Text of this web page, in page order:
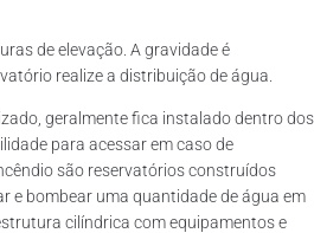
de elevação. A gravidade é
realize a distribuição de água.
geralmente fica instalado dentro dos
para acessar em caso de
são reservatórios construídos
e bombear uma quantidade de água em
cilíndrica com equipamentos e